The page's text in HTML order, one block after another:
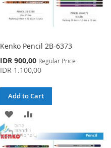
Kenko Pencil 2B-6373
Special
Price
IDR 900,00 Regular Price
IDR 1.100,00
Add to Cart
ADD
TO